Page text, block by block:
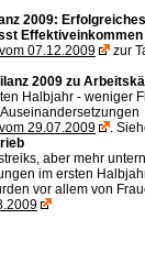
2009:
07.12.2009
zur
2009 zu
Halbjahr - weniger
29.07.2009
.
aber mehr
im ersten
vor allem von